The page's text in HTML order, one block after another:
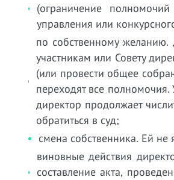
(ограничение
управления или
по собственному
участникам или Совету
(или провести общее
переходят все
директор продолжает
обратиться в суд;
смена собственника. Ей не
виновные действия
составление акта,